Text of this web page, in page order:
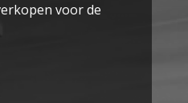
voor de